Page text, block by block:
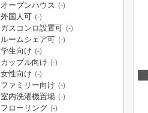
オープンハウス (-)
外国人可 (-)
ガスコンロ設置可 (-)
ルームシェア可 (-)
学生向け (-)
カップル向け (-)
女性向け (-)
ファミリー向け (-)
室内洗濯機置場 (-)
フローリング (-)